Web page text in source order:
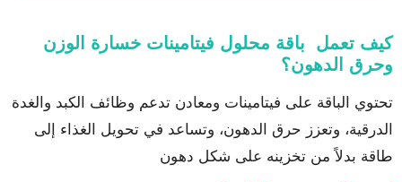
كيف تعمل باقة محلول فيتامينات خسارة الوزن
وحرق الدهون؟
تحتوي الباقة على فيتامينات ومعادن تدعم وظائف الكبد والغدة
الدرقية، وتعزز حرق الدهون، وتساعد في تحويل الغذاء إلى
طاقة بدلاً من تخزينه على شكل دهون